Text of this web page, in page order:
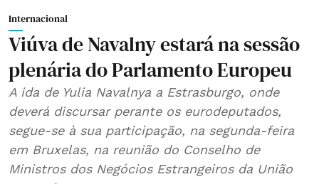
Internacional
Viúva de Navalny estará na sessão
plenária do Parlamento Europeu
A ida de Yulia Navalnya a Estrasburgo, onde
deverá discursar perante os eurodeputados,
segue-se à sua participação, na segunda-feira
em Bruxelas, na reunião do Conselho de
Ministros dos Negócios Estrangeiros da União